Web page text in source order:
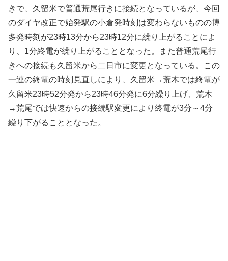
きで、久留米で普通荒尾行きに接続となっているが、今回
のダイヤ改正で始発駅の小倉発時刻は変わらないものの博
多発時刻が23時13分から23時12分に繰り上がることによ
り、1分終電が繰り上がることとなった。また普通荒尾行
きへの接続も久留米から二日市に変更となっている。この
一連の終電の時刻見直しにより、久留米→荒木では終電が
久留米23時52分発から23時46分発に6分繰り上げ、荒木
→荒尾では快速からの接続駅変更により終電が3分～4分
繰り下がることとなった。